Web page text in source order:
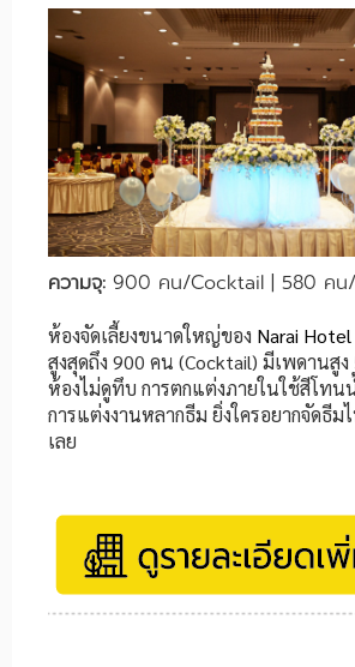
ความจุ: 900 คน/Cocktail | 580 คน
ห้องจัดเลี้ยงขนาดใหญ่ของ Narai Hotel
สูงสุดถึง 900 คน (Cocktail) มีเพดานสูง
ห้องไม่ดูทึบ การตกแต่งภายในใช้สีโทน
การแต่งงานหลากธีม ยิ่งใครอยากจัดธีม
เลย